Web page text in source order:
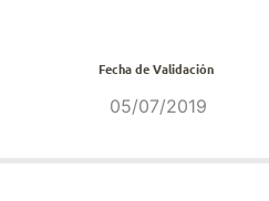
Fecha de Validación
05/07/2019